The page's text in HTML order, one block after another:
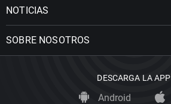
NOTICIAS
SOBRE NOSOTROS
DESCARGA LA APP
Android